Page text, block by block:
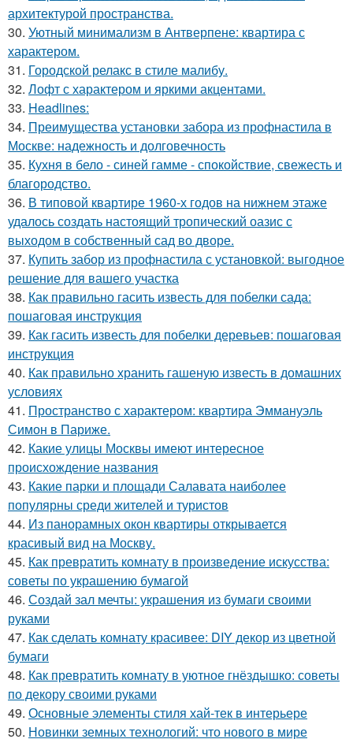
архитектурой пространства.
30. Уютный минимализм в Антверпене: квартира с
характером.
31. Городской релакс в стиле малибу.
32. Лофт с характером и яркими акцентами.
33. Headlines:
34. Преимущества установки забора из профнастила в
Москве: надежность и долговечность
35. Кухня в бело - синей гамме - спокойствие, свежесть и
благородство.
36. В типовой квартире 1960-х годов на нижнем этаже
удалось создать настоящий тропический оазис с
выходом в собственный сад во дворе.
37. Купить забор из профнастила с установкой: выгодное
решение для вашего участка
38. Как правильно гасить известь для побелки сада:
пошаговая инструкция
39. Как гасить известь для побелки деревьев: пошаговая
инструкция
40. Как правильно хранить гашеную известь в домашних
условиях
41. Пространство с характером: квартира Эммануэль
Симон в Париже.
42. Какие улицы Москвы имеют интересное
происхождение названия
43. Какие парки и площади Салавата наиболее
популярны среди жителей и туристов
44. Из панорамных окон квартиры открывается
красивый вид на Москву.
45. Как превратить комнату в произведение искусства:
советы по украшению бумагой
46. Создай зал мечты: украшения из бумаги своими
руками
47. Как сделать комнату красивее: DIY декор из цветной
бумаги
48. Как превратить комнату в уютное гнёздышко: советы
по декору своими руками
49. Основные элементы стиля хай-тек в интерьере
50. Новинки земных технологий: что нового в мире